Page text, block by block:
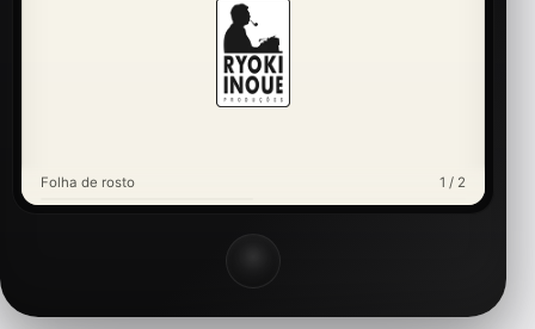
Folha de rosto 1 / 2